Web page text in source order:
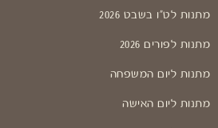
מתנות לט"ו בשבט 2026
מתנות לפורים 2026
מתנות ליום המשפחה
מתנות ליום האישה